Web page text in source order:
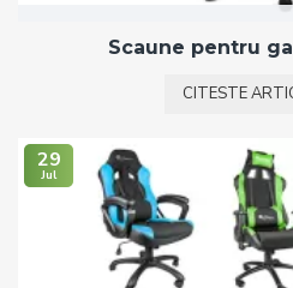
Scaune pentru
CITESTE
29
Jul